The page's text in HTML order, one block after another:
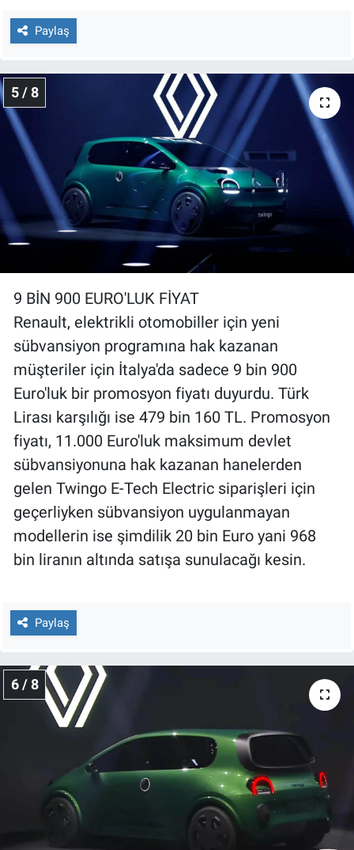
Paylaş
5 / 8
9 BİN 900 EURO'LUK FİYAT
Renault, elektrikli otomobiller için yeni
sübvansiyon programına hak kazanan
müşteriler için İtalya'da sadece 9 bin 900
Euro'luk bir promosyon fiyatı duyurdu. Türk
Lirası karşılığı ise 479 bin 160 TL. Promosyon
fiyatı, 11.000 Euro'luk maksimum devlet
sübvansiyonuna hak kazanan hanelerden
gelen Twingo E-Tech Electric siparişleri için
geçerliyken sübvansiyon uygulanmayan
modellerin ise şimdilik 20 bin Euro yani 968
bin liranın altında satışa sunulacağı kesin.
Paylaş
6 / 8